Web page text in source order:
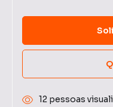
12 pessoas